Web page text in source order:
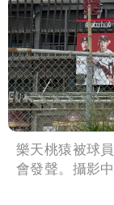
樂天桃猿被球
會發聲。攝影